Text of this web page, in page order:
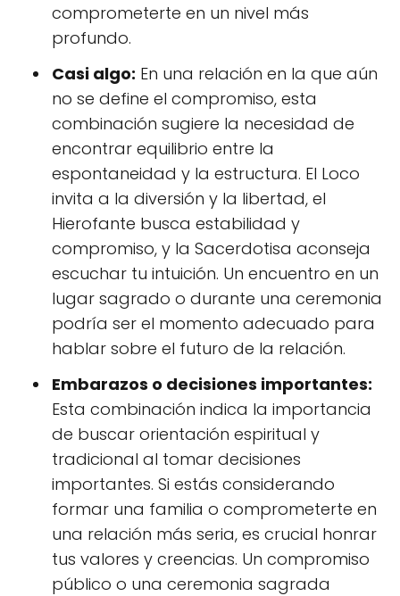
comprometerte en un nivel más
profundo.
Casi algo: En una relación en la que aún
no se define el compromiso, esta
combinación sugiere la necesidad de
encontrar equilibrio entre la
espontaneidad y la estructura. El Loco
invita a la diversión y la libertad, el
Hierofante busca estabilidad y
compromiso, y la Sacerdotisa aconseja
escuchar tu intuición. Un encuentro en un
lugar sagrado o durante una ceremonia
podría ser el momento adecuado para
hablar sobre el futuro de la relación.
Embarazos o decisiones importantes:
Esta combinación indica la importancia
de buscar orientación espiritual y
tradicional al tomar decisiones
importantes. Si estás considerando
formar una familia o comprometerte en
una relación más seria, es crucial honrar
tus valores y creencias. Un compromiso
público o una ceremonia sagrada